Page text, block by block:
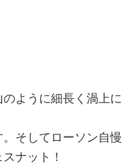
ように細長く渦上に
そしてローソン自慢
ナット！